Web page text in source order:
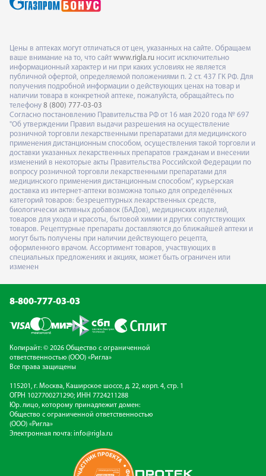
Цены в аптеках могут отличаться от цен, указанных на сайте. Обращаем
ваше внимание на то, что сайт www.rigla.ru носит исключительно
информационный характер и ни при каких условиях не является
публичной офертой, определяемой положениями п. 2 ст. 437 ГК РФ. Для
получения подробной информации о действующих ценах на товар и
наличии товара в конкретной аптеке, пожалуйста, обращайтесь по
телефону 8 (800) 777-03-03
Согласно постановлению Правительства РФ от 16 мая 2020 года № 697
"Об утверждении Правил выдачи разрешения на осуществление
розничной торговли лекарственными препаратами для медицинского
применения дистанционным способом, осуществления такой торговли и
доставки указанных лекарственных препаратов гражданам и внесении
изменений в некоторые акты Правительства Российской Федерации по
вопросу розничной торговли лекарственными препаратами для
медицинского применения дистанционным способом", курьерская
доставка из интернет-аптеки возможна только для определённых
категорий товаров: безрецептурных лекарственных средств,
биологически активных добавок (БАДов), медицинских изделий,
товаров для ухода и красоты, бытовой химии и других сопутствующих
товаров. Рецептурные препараты доставляются до ближайшей аптеки и
могут быть получены при наличии действующего рецепта,
оформленного врачом. Ассортимент товаров, участвующих в
специальных предложениях и акциях, может быть ограничен или
изменен
8-800-777-03-03
Копирайт: © 2026 Общество с ограниченной
ответственностью (ООО) «Ригла»
Все права защищены
115201, г. Москва, Каширское шоссе, д. 22, корп. 4, стр. 1
ОГРН 1027700271290; ИНН 7724211288
Юр. лицо, которому принадлежит домен:
Общество с ограниченной ответственностью
(ООО) «Ригла»
Электронная почта: info@rigla.ru